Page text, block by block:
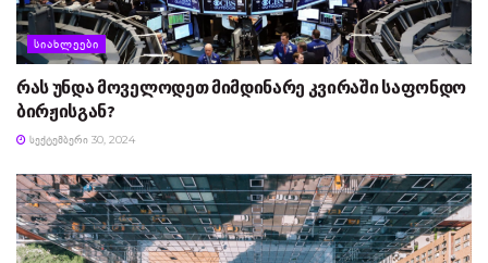
ᲡᲘᲐᲮᲚᲔᲔᲑᲘ
რას უნდა მოველოდეთ მიმდინარე კვირაში საფონდო
ბირჟისგან?
ᲡᲔᲥᲢᲔᲛᲑᲔᲠᲘ 30, 2024